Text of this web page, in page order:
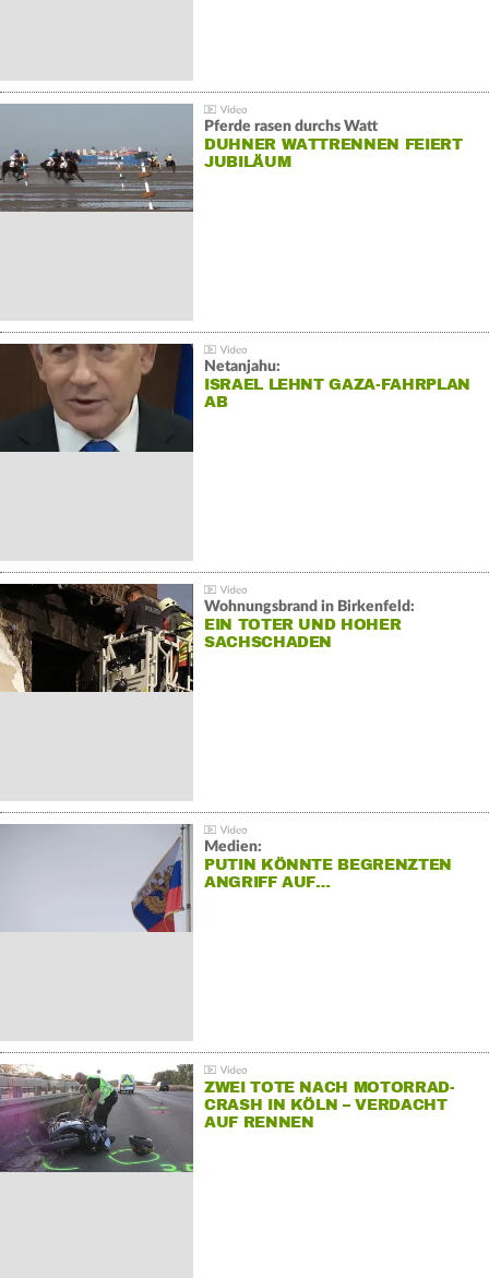
Pferde rasen durchs Watt
DUHNER WATTRENNEN FEIERT
JUBILÄUM
Netanjahu:
ISRAEL LEHNT GAZA-FAHRPLAN
AB
Wohnungsbrand in Birkenfeld:
EIN TOTER UND HOHER
SACHSCHADEN
Medien:
PUTIN KÖNNTE BEGRENZTEN
ANGRIFF AUF…
ZWEI TOTE NACH MOTORRAD-
CRASH IN KÖLN – VERDACHT
AUF RENNEN